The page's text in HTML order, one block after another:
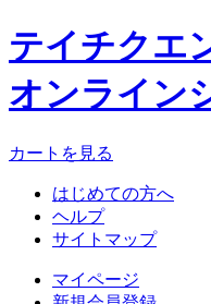
テイチクエ
オンライン
カートを見る
はじめての方へ
ヘルプ
サイトマップ
マイページ